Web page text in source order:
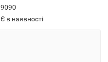
9090
Є в наявності